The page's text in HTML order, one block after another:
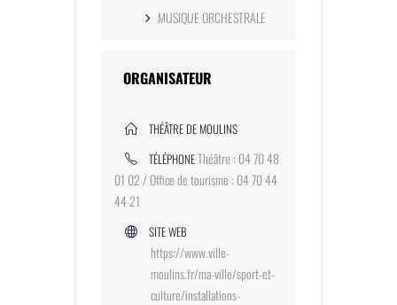
MUSIQUE ORCHESTRALE
ORGANISATEUR
THÉÂTRE DE MOULINS
TÉLÉPHONEThéâtre : 04 70 48
01 02 / Office de tourisme : 04 70 44
44 21
SITE WEB
https://www.ville-
moulins.fr/ma-ville/sport-et-
culture/installations-